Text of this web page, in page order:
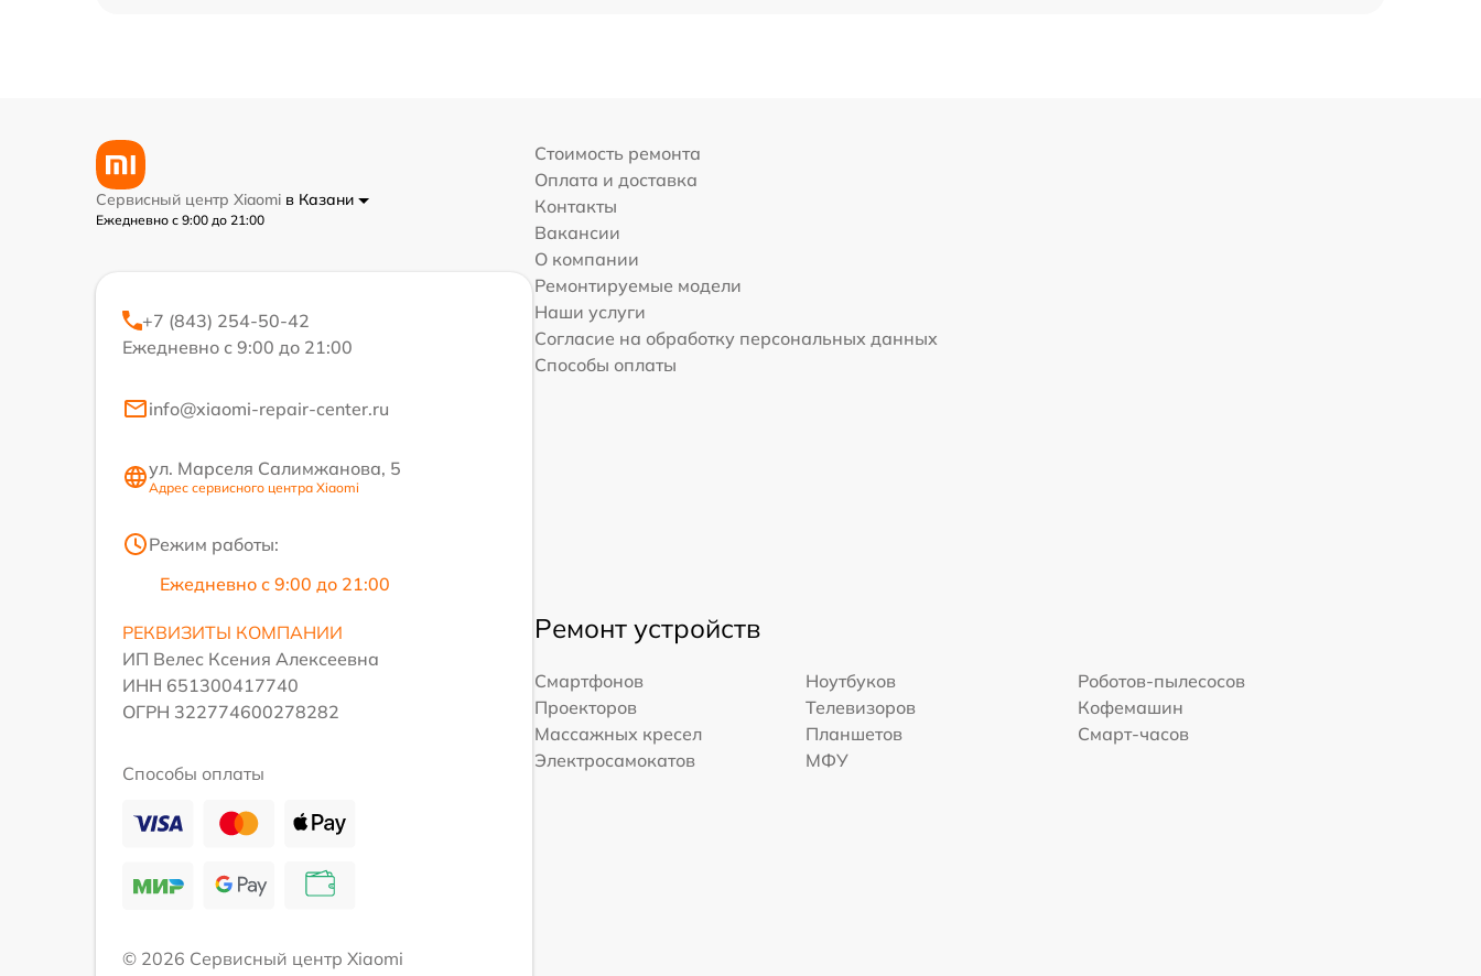
Сервисный центр Xiaomi в Казани
Ежедневно с 9:00 до 21:00
+7 (843) 254-50-42
Ежедневно с 9:00 до 21:00
info@xiaomi-repair-center.ru
ул. Марселя Салимжанова, 5
Адрес сервисного центра Xiaomi
Режим работы:
Ежедневно с 9:00 до 21:00
РЕКВИЗИТЫ КОМПАНИИ
ИП Велес Ксения Алексеевна
ИНН 651300417740
ОГРН 322774600278282
Способы оплаты
© 2026 Сервисный центр Xiaomi
Стоимость ремонта
Оплата и доставка
Контакты
Вакансии
О компании
Ремонтируемые модели
Наши услуги
Согласие на обработку персональных данных
Способы оплаты
Ремонт устройств
Смартфонов Ноутбуков
Роботов-пылесосов
Проекторов
Телевизоров
Кофемашин
Массажных кресел
Планшетов
Смарт-часов
Электросамокатов
МФУ